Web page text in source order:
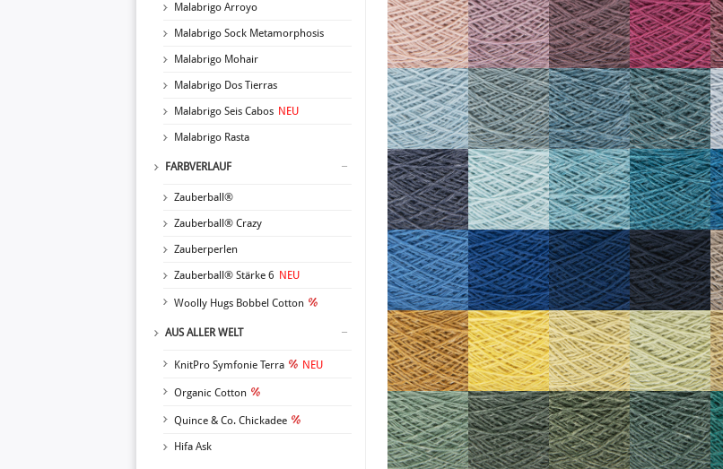
Malabrigo Arroyo
Malabrigo Sock Metamorphosis
Malabrigo Mohair
Malabrigo Dos Tierras
Malabrigo Seis Cabos NEU
Malabrigo Rasta
FARBVERLAUF
Zauberball®
Zauberball® Crazy
Zauberperlen
Zauberball® Stärke 6 NEU
Woolly Hugs Bobbel Cotton
AUS ALLER WELT
KnitPro Symfonie Terra NEU
Organic Cotton
Quince & Co. Chickadee
Hifa Ask